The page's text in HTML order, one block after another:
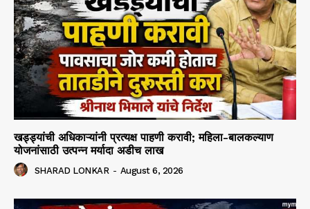
खड्ड्यांची अधिकाऱ्यांनी प्रत्यक्ष पाहणी करावी; महिला-बालकल्याण
योजनांसाठी उत्पन्न मर्यादा अडीच लाख
SHARAD LONKAR - August 6, 2026